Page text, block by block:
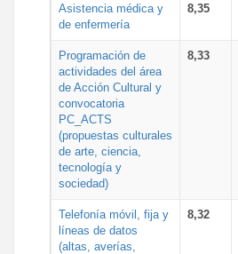
Asistencia médica y
de enfermería
8,35
Programación de
actividades del área
de Acción Cultural y
convocatoria
PC_ACTS
(propuestas culturales
de arte, ciencia,
tecnología y
sociedad)
8,33
Telefonía móvil, fija y
líneas de datos
(altas, averías,
8,32